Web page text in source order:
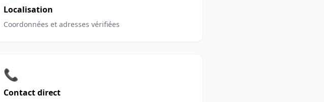
Localisation
Coordonnées et adresses vérifiées
📞
Contact direct